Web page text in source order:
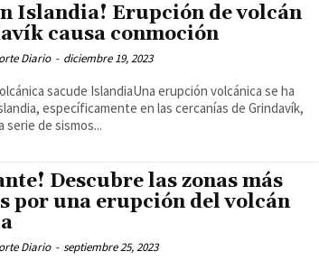
Islandia! Erupción de volcán
causa conmoción
Diario - diciembre 19, 2023
sacude IslandiaUna erupción volcánica se ha
específicamente en las cercanías de Grindavík,
serie de sismos...
Descubre las zonas más
por una erupción del volcán
Diario - septiembre 25, 2023